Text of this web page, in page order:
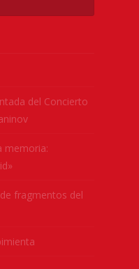
del Concierto
memoria:
fragmentos del